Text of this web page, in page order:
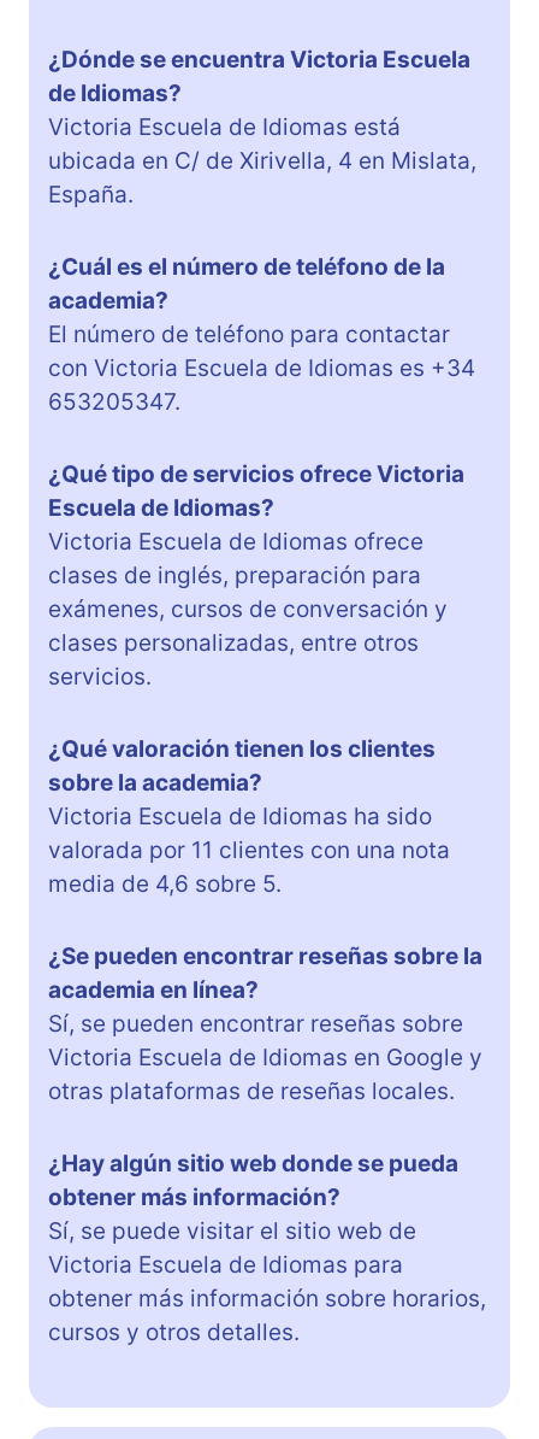
¿Dónde se encuentra Victoria Escuela
de Idiomas?
Victoria Escuela de Idiomas está
ubicada en C/ de Xirivella, 4 en Mislata,
España.
¿Cuál es el número de teléfono de la
academia?
El número de teléfono para contactar
con Victoria Escuela de Idiomas es +34
653205347.
¿Qué tipo de servicios ofrece Victoria
Escuela de Idiomas?
Victoria Escuela de Idiomas ofrece
clases de inglés, preparación para
exámenes, cursos de conversación y
clases personalizadas, entre otros
servicios.
¿Qué valoración tienen los clientes
sobre la academia?
Victoria Escuela de Idiomas ha sido
valorada por 11 clientes con una nota
media de 4,6 sobre 5.
¿Se pueden encontrar reseñas sobre la
academia en línea?
Sí, se pueden encontrar reseñas sobre
Victoria Escuela de Idiomas en Google y
otras plataformas de reseñas locales.
¿Hay algún sitio web donde se pueda
obtener más información?
Sí, se puede visitar el sitio web de
Victoria Escuela de Idiomas para
obtener más información sobre horarios,
cursos y otros detalles.